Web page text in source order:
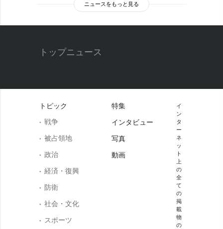
ニュースをもっと見る
トップニュース
トピック
戦争
被占領地
政治
経済・復興
防衛
社会・文化
スポーツ
特集
インタビュー
写真
動画
イ
ン
タ
ー
ネ
ッ
ト
上
の
全
て
の
掲
載
物
の